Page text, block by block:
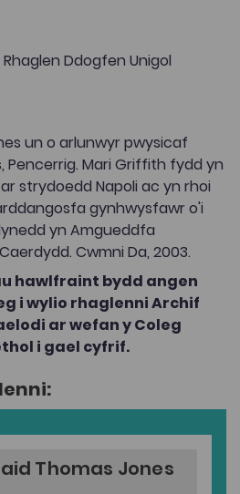
Rhaglen Ddogfen Unigol
un o arlunwyr pwysicaf
Pencerrig. Mari Griffith fydd yn
strydoedd Napoli ac yn rhoi
gynhwysfawr o'i
yn Amgueddfa
Cwmni Da, 2003.
hawlfraint bydd angen
i wylio rhaglenni Archif
ar wefan y Coleg
i gael cyfrif.
Thomas Jones